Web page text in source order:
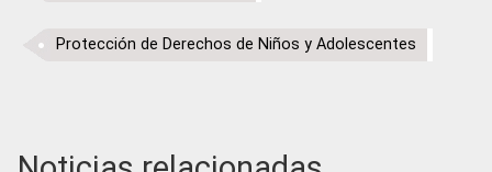
Protección de Derechos de Niños y Adolescentes